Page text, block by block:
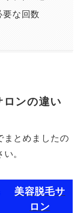
な回数
ロンの違い
とめましたの
。
美容脱毛サ
ロン